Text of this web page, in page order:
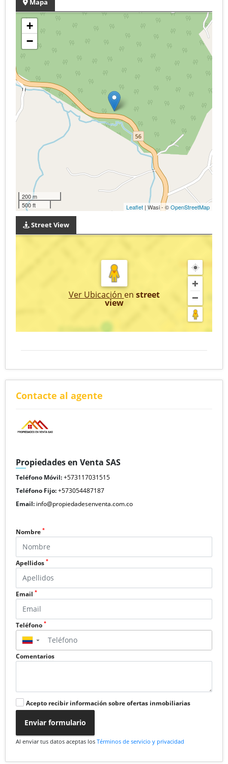
Mapa
+
−
200 m
500 ft
Leaflet | Wasi - ©OpenStreetMap
Street View
Ver Ubicación en street
view
Contacte al agente
Propiedades en Venta SAS
Teléfono Móvil:+573117031515
Teléfono Fijo:+573054487187
Email: info@propiedadesenventa.com.co
Nombre *
Apellidos *
Email *
Teléfono *
▼
Comentarios
Acepto recibir información sobre ofertas inmobiliarias
Enviar formulario
Al enviar tus datos aceptas los Términos de servicio y privacidad